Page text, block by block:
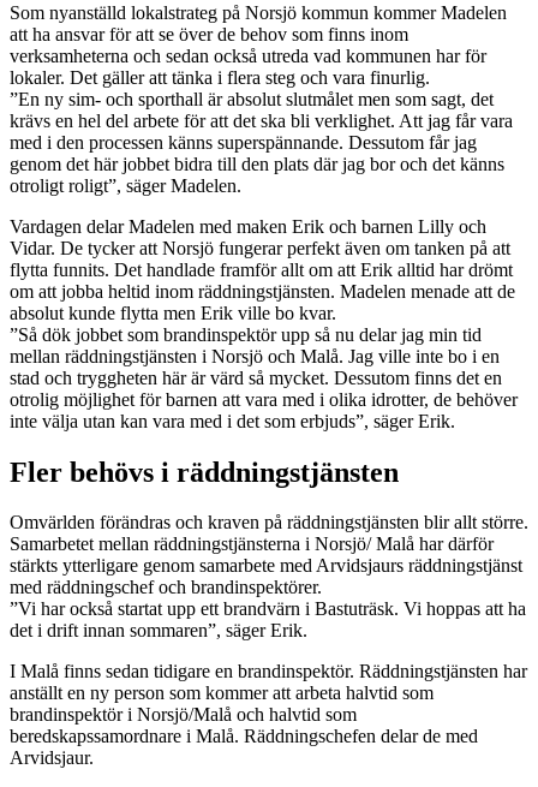
Som nyanställd lokalstrateg på Norsjö kommun kommer Madelen
att ha ansvar för att se över de behov som finns inom
verksamheterna och sedan också utreda vad kommunen har för
lokaler. Det gäller att tänka i flera steg och vara finurlig.
”En ny sim- och sporthall är absolut slutmålet men som sagt, det
krävs en hel del arbete för att det ska bli verklighet. Att jag får vara
med i den processen känns superspännande. Dessutom får jag
genom det här jobbet bidra till den plats där jag bor och det känns
otroligt roligt”, säger Madelen.
Vardagen delar Madelen med maken Erik och barnen Lilly och
Vidar. De tycker att Norsjö fungerar perfekt även om tanken på att
flytta funnits. Det handlade framför allt om att Erik alltid har drömt
om att jobba heltid inom räddningstjänsten. Madelen menade att de
absolut kunde flytta men Erik ville bo kvar.
”Så dök jobbet som brandinspektör upp så nu delar jag min tid
mellan räddningstjänsten i Norsjö och Malå. Jag ville inte bo i en
stad och tryggheten här är värd så mycket. Dessutom finns det en
otrolig möjlighet för barnen att vara med i olika idrotter, de behöver
inte välja utan kan vara med i det som erbjuds”, säger Erik.
Fler behövs i räddningstjänsten
Omvärlden förändras och kraven på räddningstjänsten blir allt större.
Samarbetet mellan räddningstjänsterna i Norsjö/ Malå har därför
stärkts ytterligare genom samarbete med Arvidsjaurs räddningstjänst
med räddningschef och brandinspektörer.
”Vi har också startat upp ett brandvärn i Bastuträsk. Vi hoppas att ha
det i drift innan sommaren”, säger Erik.
I Malå finns sedan tidigare en brandinspektör. Räddningstjänsten har
anställt en ny person som kommer att arbeta halvtid som
brandinspektör i Norsjö/Malå och halvtid som
beredskapssamordnare i Malå. Räddningschefen delar de med
Arvidsjaur.